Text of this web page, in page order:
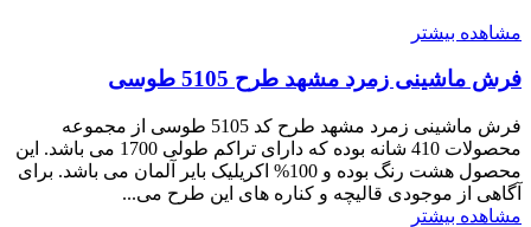
مشاهده بیشتر
فرش ماشینی زمرد مشهد طرح 5105 طوسی
فرش ماشینی زمرد مشهد طرح کد 5105 طوسی از مجموعه
محصولات 410 شانه بوده که دارای تراکم طولی 1700 می باشد. این
محصول هشت رنگ بوده و 100% اکریلیک بایر آلمان می باشد. برای
آگاهی از موجودی قالیچه و کناره های این طرح می...
مشاهده بیشتر